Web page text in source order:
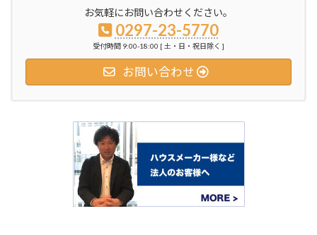
お気軽にお問い合わせください。
0297-23-5770
受付時間 9:00-18:00 [ 土・日・祝日除く ]
お問い合わせ